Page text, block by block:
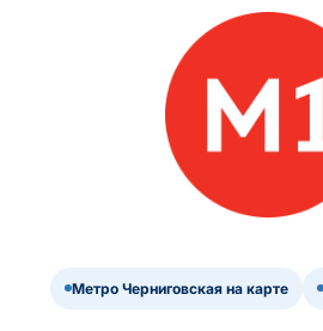
Метро Черниговская на карте